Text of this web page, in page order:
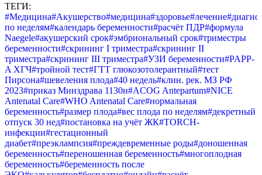
ТЕГИ:
#Медицина#Акушерство#медицина#здоровье#лечение#
по неделям#календарь беременности#расчёт ПДР#формула
Naegele#акушерский срок#эмбриональный срок#триместры
беременности#скрининг I триместра#скрининг II
триместра#скрининг III триместра#УЗИ беременности#PAPP-
A ХГЧ#тройной тест#ГТТ глюкозотолерантный#тест
Пирсона#шевеления плода#40 недель#клин. рек. МЗ РФ
2023#приказ Минздрава 1130н#ACOG Antepartum#NICE
Antenatal Care#WHO Antenatal Care#нормальная
беременность#размер плода#вес плода по неделям#декретный
отпуск 30 нед#постановка на учёт ЖК#TORCH-
инфекции#гестационный
диабет#преэклампсия#преждевременные роды#доношенная
беременность#переношенная беременность#многоплодная
беременность#беременность после